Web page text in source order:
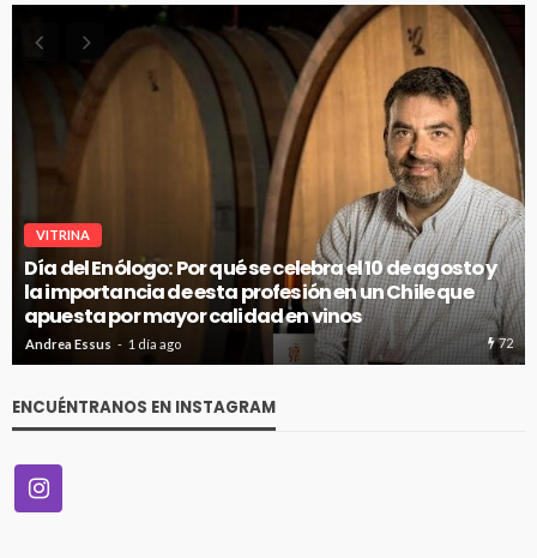
VITRINA
Día del Enólogo: Por qué se celebra el 10 de agosto y
la importancia de esta profesión en un Chile que
apuesta por mayor calidad en vinos
Andrea Essus 1 día ago 72
ENCUÉNTRANOS EN INSTAGRAM